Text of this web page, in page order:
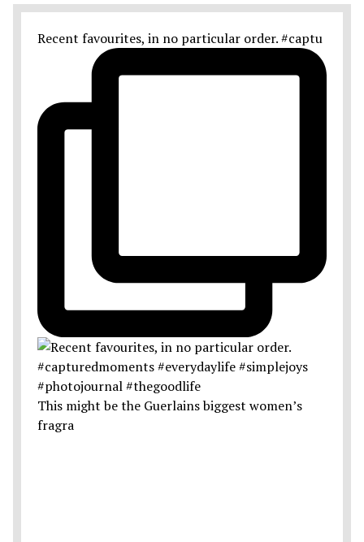
Recent favourites, in no particular order. #captu
This might be the Guerlains biggest women’s
fragra